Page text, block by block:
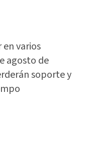
varios
agosto de
soporte y